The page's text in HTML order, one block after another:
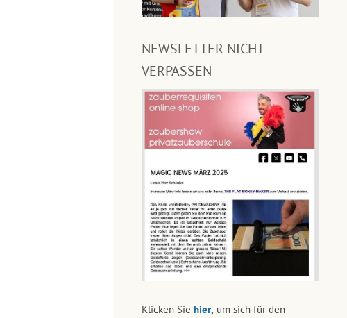
NEWSLETTER NICHT
VERPASSEN
Klicken Sie hier, um sich für den